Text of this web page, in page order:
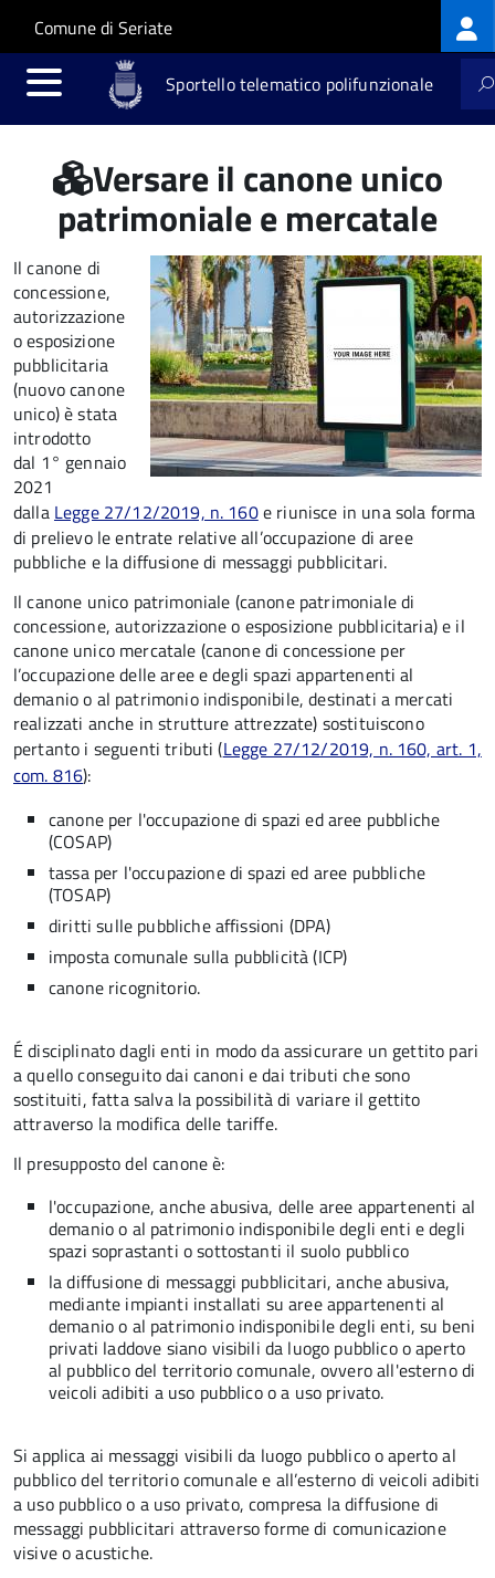
Salta al contenuto principale
Skip to site navigation
Comune di Seriate
Sportello telematico polifunzionale
Versare il canone unico
patrimoniale e mercatale
Il canone di
concessione,
autorizzazione
o esposizione
pubblicitaria
(nuovo canone
unico) è stata
introdotto
dal 1° gennaio
2021
dalla Legge 27/12/2019, n. 160e riunisce in una sola forma
di prelievo le entrate relative all’occupazione di aree
pubbliche e la diffusione di messaggi pubblicitari.
Il canone unico patrimoniale (canone patrimoniale di
concessione, autorizzazione o esposizione pubblicitaria) e il
canone unico mercatale (canone di concessione per
l’occupazione delle aree e degli spazi appartenenti al
demanio o al patrimonio indisponibile, destinati a mercati
realizzati anche in strutture attrezzate) sostituiscono
pertanto i seguenti tributi (Legge 27/12/2019, n. 160, art. 1,
com. 816):
canone per l'occupazione di spazi ed aree pubbliche
(COSAP)
tassa per l'occupazione di spazi ed aree pubbliche
(TOSAP)
diritti sulle pubbliche affissioni (DPA)
imposta comunale sulla pubblicità (ICP)
canone ricognitorio.
É disciplinato dagli enti in modo da assicurare un gettito pari
a quello conseguito dai canoni e dai tributi che sono
sostituiti, fatta salva la possibilità di variare il gettito
attraverso la modifica delle tariffe.
Il presupposto del canone è:
l'occupazione, anche abusiva, delle aree appartenenti al
demanio o al patrimonio indisponibile degli enti e degli
spazi soprastanti o sottostanti il suolo pubblico
la diffusione di messaggi pubblicitari, anche abusiva,
mediante impianti installati su aree appartenenti al
demanio o al patrimonio indisponibile degli enti, su beni
privati laddove siano visibili da luogo pubblico o aperto
al pubblico del territorio comunale, ovvero all'esterno di
veicoli adibiti a uso pubblico o a uso privato.
Si applica ai messaggi visibili da luogo pubblico o aperto al
pubblico del territorio comunale e all’esterno di veicoli adibiti
a uso pubblico o a uso privato, compresa la diffusione di
messaggi pubblicitari attraverso forme di comunicazione
visive o acustiche.